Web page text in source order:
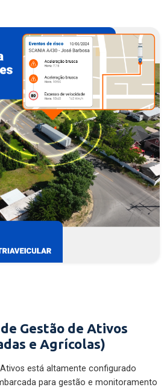
Gestão de Ativos
e Agrícolas)
está altamente configurado
para gestão e monitoramento